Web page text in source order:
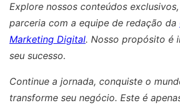
Explore nossos conteúdos
parceria com a equipe de redação da
Marketing Digital. Nosso propósito é
seu sucesso.
Continue a jornada, conquiste o
transforme seu negócio. Este é